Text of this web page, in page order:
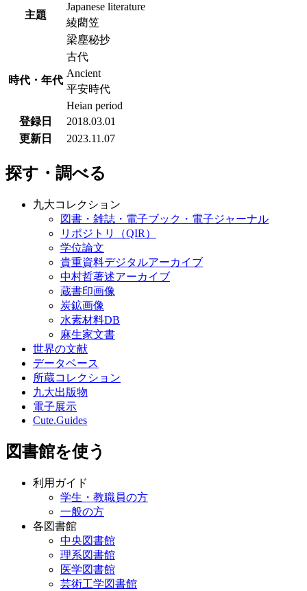
主題
Japanese literature
綾藺笠
梁塵秘抄
時代・年代
古代
Ancient
平安時代
Heian period
登録日
2018.03.01
更新日
2023.11.07
探す・調べる
九大コレクション
図書・雑誌・電子ブック・電子ジャーナル
リポジトリ（QIR）
学位論文
貴重資料デジタルアーカイブ
中村哲著述アーカイブ
蔵書印画像
炭鉱画像
水素材料DB
麻生家文書
世界の文献
データベース
所蔵コレクション
九大出版物
電子展示
Cute.Guides
図書館を使う
利用ガイド
学生・教職員の方
一般の方
各図書館
中央図書館
理系図書館
医学図書館
芸術工学図書館